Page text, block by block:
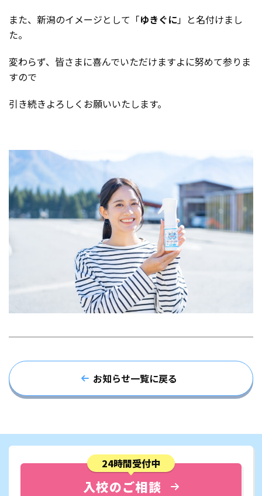
また、新潟のイメージとして「ゆきぐに」と名付けまし
た。
変わらず、皆さまに喜んでいただけますよに努めて参りま
すので
引き続きよろしくお願いいたします。
お知らせ一覧に戻る
24時間受付中
入校のご相談